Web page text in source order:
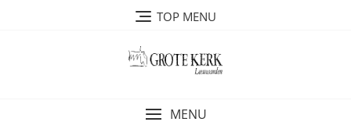
TOP MENU
MENU